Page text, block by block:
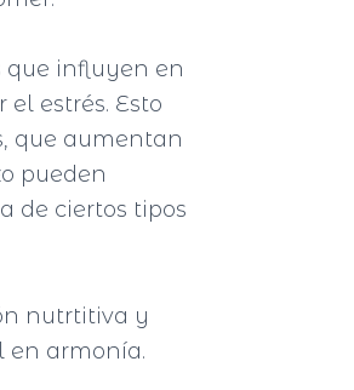
que influyen en
estrés. Esto
que aumentan
pueden
de ciertos tipos
nutrtitiva y
en armonía.